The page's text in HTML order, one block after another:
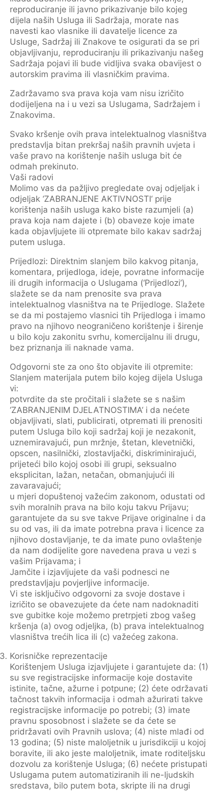
reproduciranje ili javno prikazivanje bilo kojeg
dijela naših Usluga ili Sadržaja, morate nas
navesti kao vlasnike ili davatelje licence za
Usluge, Sadržaj ili Znakove te osigurati da se pri
objavljivanju, reproduciranju ili prikazivanju našeg
Sadržaja pojavi ili bude vidljiva svaka obavijest o
autorskim pravima ili vlasničkim pravima.
Zadržavamo sva prava koja vam nisu izričito
dodijeljena na i u vezi sa Uslugama, Sadržajem i
Znakovima.
Svako kršenje ovih prava intelektualnog vlasništva
predstavlja bitan prekršaj naših pravnih uvjeta i
vaše pravo na korištenje naših usluga bit će
odmah prekinuto.
Vaši radovi
Molimo vas da pažljivo pregledate ovaj odjeljak i
odjeljak ‘ZABRANJENE AKTIVNOSTI‘ prije
korištenja naših usluga kako biste razumjeli (a)
prava koja nam dajete i (b) obaveze koje imate
kada objavljujete ili otpremate bilo kakav sadržaj
putem usluga.
Prijedlozi: Direktnim slanjem bilo kakvog pitanja,
komentara, prijedloga, ideje, povratne informacije
ili drugih informacija o Uslugama (‘Prijedlozi’),
slažete se da nam prenosite sva prava
intelektualnog vlasništva na te Prijedloge. Slažete
se da mi postajemo vlasnici tih Prijedloga i imamo
pravo na njihovo neograničeno korištenje i širenje
u bilo koju zakonitu svrhu, komercijalnu ili drugu,
bez priznanja ili naknade vama.
Odgovorni ste za ono što objavite ili otpremite:
Slanjem materijala putem bilo kojeg dijela Usluga
vi:
potvrdite da ste pročitali i slažete se s našim
‘ZABRANJENIM DJELATNOSTIMA‘ i da nećete
objavljivati, slati, publicirati, otpremati ili prenositi
putem Usluga bilo koji sadržaj koji je nezakonit,
uznemiravajući, pun mržnje, štetan, klevetnički,
opscen, nasilnički, zlostavljački, diskriminirajući,
prijeteći bilo kojoj osobi ili grupi, seksualno
eksplicitan, lažan, netačan, obmanjujući ili
zavaravajući;
u mjeri dopuštenoj važećim zakonom, odustati od
svih moralnih prava na bilo koju takvu Prijavu;
garantujete da su sve takve Prijave originalne i da
su od vas, ili da imate potrebna prava i licence za
njihovo dostavljanje, te da imate puno ovlaštenje
da nam dodijelite gore navedena prava u vezi s
vašim Prijavama; i
Jamčite i izjavljujete da vaši podnesci ne
predstavljaju povjerljive informacije.
Vi ste isključivo odgovorni za svoje dostave i
izričito se obavezujete da ćete nam nadoknaditi
sve gubitke koje možemo pretrpjeti zbog vašeg
kršenja (a) ovog odjeljka, (b) prava intelektualnog
vlasništva trećih lica ili (c) važećeg zakona.
Korisničke reprezentacije
Korištenjem Usluga izjavljujete i garantujete da: (1)
su sve registracijske informacije koje dostavite
istinite, tačne, ažurne i potpune; (2) ćete održavati
tačnost takvih informacija i odmah ažurirati takve
registracijske informacije po potrebi; (3) imate
pravnu sposobnost i slažete se da ćete se
pridržavati ovih Pravnih uslova; (4) niste mlađi od
13 godina; (5) niste maloljetnik u jurisdikciji u kojoj
boravite, ili ako jeste maloljetnik, imate roditeljsku
dozvolu za korištenje Usluga; (6) nećete pristupati
Uslugama putem automatiziranih ili ne-ljudskih
sredstava, bilo putem bota, skripte ili na drugi